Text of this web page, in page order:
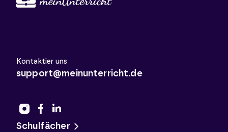
Kontaktier uns
support@meinunterricht.de
Schulfächer